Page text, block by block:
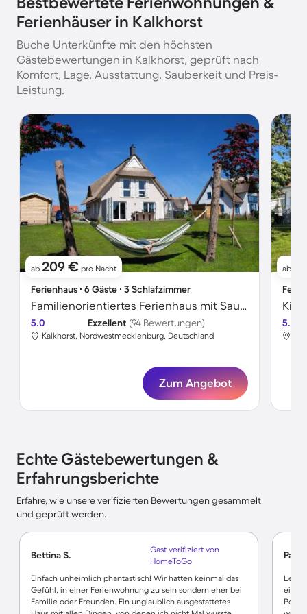
Ferienhäuser in Kalkhorst
Buche Unterkünfte mit den höchsten
Gästebewertungen in Kalkhorst, geprüft nach
Komfort, Lage, Ausstattung, Sauberkeit und Preis-
Leistung.
ab 209 € pro Nacht
Ferienhaus ∙ 6 Gäste ∙ 3 Schlafzimmer
Familienorientiertes Ferienhaus mit Sauna, Grill und Whirlpool | Naturblick
5.0 Exzellent (94 Bewertungen)
Kalkhorst, Nordwestmecklenburg, Deutschland
Zum Angebot
ab
5.0
Echte Gästebewertungen &
Erfahrungsberichte
Erfahre, wie unsere verifizierten Bewertungen gesammelt
und geprüft werden.
Bettina S.
Gast verifiziert von
HomeToGo
Einfach unheimlich phantastisch! Wir hatten keinmal das
Gefühl, in einer Ferienwohnung zu sein sondern eher bei
Familie oder Freunden. Ein unglaublich ausgestattetes